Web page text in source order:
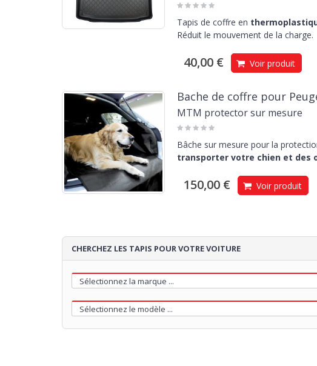
Tapis de coffre en
Réduit le mouvement de la charge.
40,00 € Voir produit
Bache de coffre pour
MTM protector sur mesure
Bâche sur mesure pour la
transporter votre chien et des
150,00 € Voir produit
CHERCHEZ LES TAPIS POUR VOTRE VOITURE